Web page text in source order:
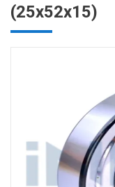
(25x52x15)